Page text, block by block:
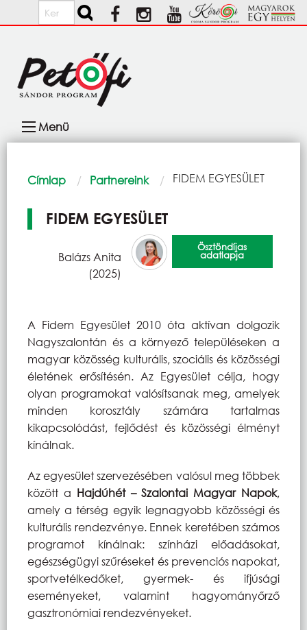
Ugrás a tartalomra
Keresés
navigáció
Menü
Morzsa
Címlap Partnereink Current:
FIDEM EGYESÜLET
FIDEM EGYESÜLET
Balázs Anita
(2025)
Ösztöndíjas
adatlapja
A Fidem Egyesület 2010 óta aktívan dolgozik
Nagyszalontán és a környező településeken a
magyar közösség kulturális, szociális és közösségi
életének erősítésén. Az Egyesület célja, hogy
olyan programokat valósítsanak meg, amelyek
minden korosztály számára tartalmas
kikapcsolódást, fejlődést és közösségi élményt
kínálnak.
Az egyesület szervezésében valósul meg többek
között a Hajdúhét – Szalontai Magyar Napok,
amely a térség egyik legnagyobb közösségi és
kulturális rendezvénye. Ennek keretében számos
programot kínálnak: színházi előadásokat,
egészségügyi szűréseket és prevenciós napokat,
sportvetélkedőket, gyermek- és ifjúsági
eseményeket, valamint hagyományőrző
gasztronómiai rendezvényeket.